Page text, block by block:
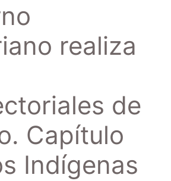
realiza
de
Capítulo
Indígenas